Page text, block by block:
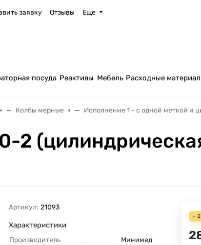
заявку Отзывы Еще
посуда Реактивы Мебель Расходные
Колбы мерные
Исполнение 1 - с одной меткой и
2
Артикул: 21093
Характеристики
Производитель
Минимед
-